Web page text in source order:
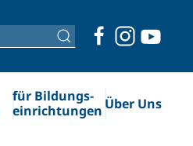
für Bildungs­
einrichtungen Über Uns